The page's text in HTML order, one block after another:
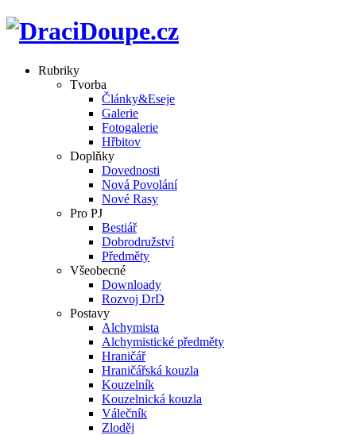
Rubriky
Tvorba
Články&Eseje
Galerie
Fotogalerie
Hřbitov
Doplňky
Dovednosti
Nová Povolání
Nové Rasy
Pro PJ
Bestiář
Dobrodružství
Předměty
Všeobecné
Downloady
Rozvoj DrD
Postavy
Alchymista
Alchymistické předměty
Hraničář
Hraničářská kouzla
Kouzelník
Kouzelnická kouzla
Válečník
Zloděj